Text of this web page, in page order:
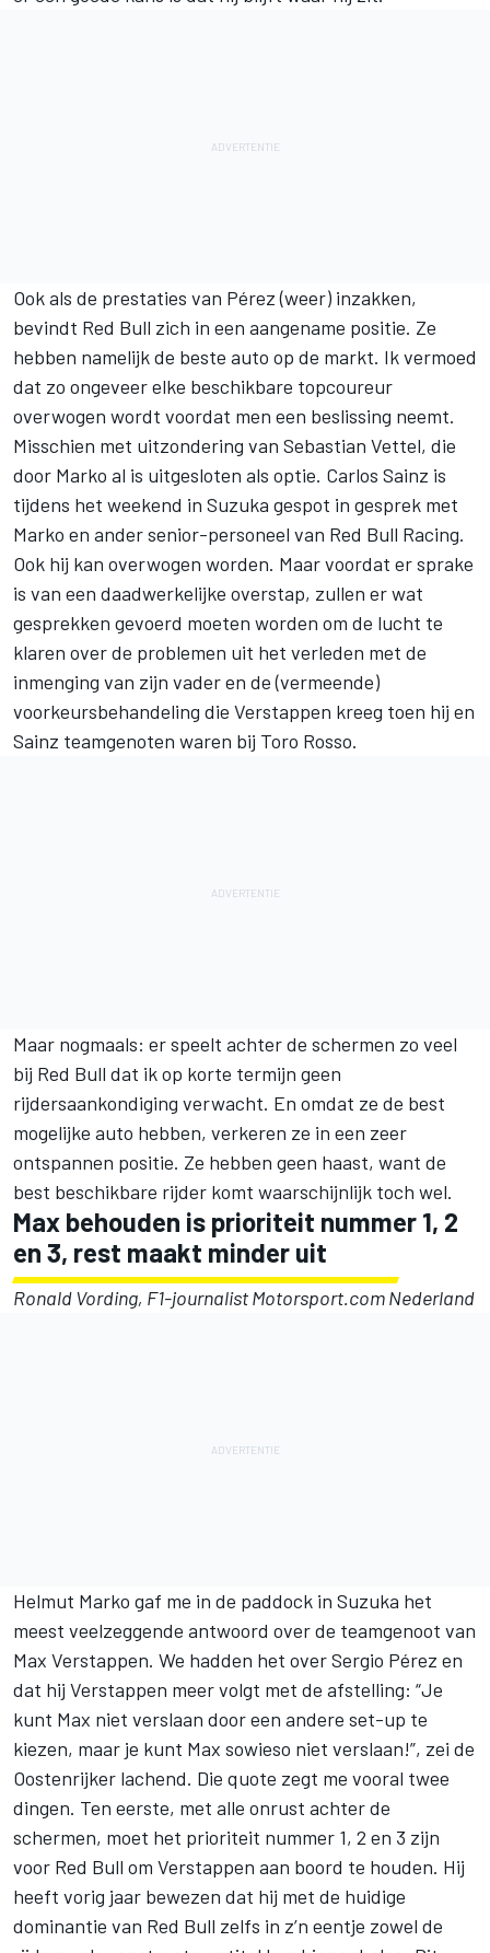
Ook als de prestaties van Pérez (weer) inzakken,
bevindt Red Bull zich in een aangename positie. Ze
hebben namelijk de beste auto op de markt. Ik vermoed
dat zo ongeveer elke beschikbare topcoureur
overwogen wordt voordat men een beslissing neemt.
Misschien met uitzondering van Sebastian Vettel, die
door Marko al is uitgesloten als optie. Carlos Sainz is
tijdens het weekend in Suzuka gespot in gesprek met
Marko en ander senior-personeel van Red Bull Racing.
Ook hij kan overwogen worden. Maar voordat er sprake
is van een daadwerkelijke overstap, zullen er wat
gesprekken gevoerd moeten worden om de lucht te
klaren over de problemen uit het verleden met de
inmenging van zijn vader en de (vermeende)
voorkeursbehandeling die Verstappen kreeg toen hij en
Sainz teamgenoten waren bij Toro Rosso.
Maar nogmaals: er speelt achter de schermen zo veel
bij Red Bull dat ik op korte termijn geen
rijdersaankondiging verwacht. En omdat ze de best
mogelijke auto hebben, verkeren ze in een zeer
ontspannen positie. Ze hebben geen haast, want de
best beschikbare rijder komt waarschijnlijk toch wel.
Max behouden is prioriteit nummer 1, 2
en 3, rest maakt minder uit
Ronald Vording, F1-journalist Motorsport.com Nederland
Helmut Marko gaf me in de paddock in Suzuka het
meest veelzeggende antwoord over de teamgenoot van
Max Verstappen. We hadden het over Sergio Pérez en
dat hij Verstappen meer volgt met de afstelling: “Je
kunt Max niet verslaan door een andere set-up te
kiezen, maar je kunt Max sowieso niet verslaan!”, zei de
Oostenrijker lachend. Die quote zegt me vooral twee
dingen. Ten eerste, met alle onrust achter de
schermen, moet het prioriteit nummer 1, 2 en 3 zijn
voor Red Bull om Verstappen aan boord te houden. Hij
heeft vorig jaar bewezen dat hij met de huidige
dominantie van Red Bull zelfs in z’n eentje zowel de